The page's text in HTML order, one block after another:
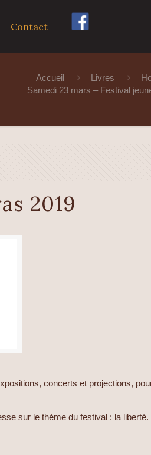
Contact
Accueil Livres
Samedi 23 mars – Festival
2019
concerts et projections,
sur le thème du festival : la liberté.